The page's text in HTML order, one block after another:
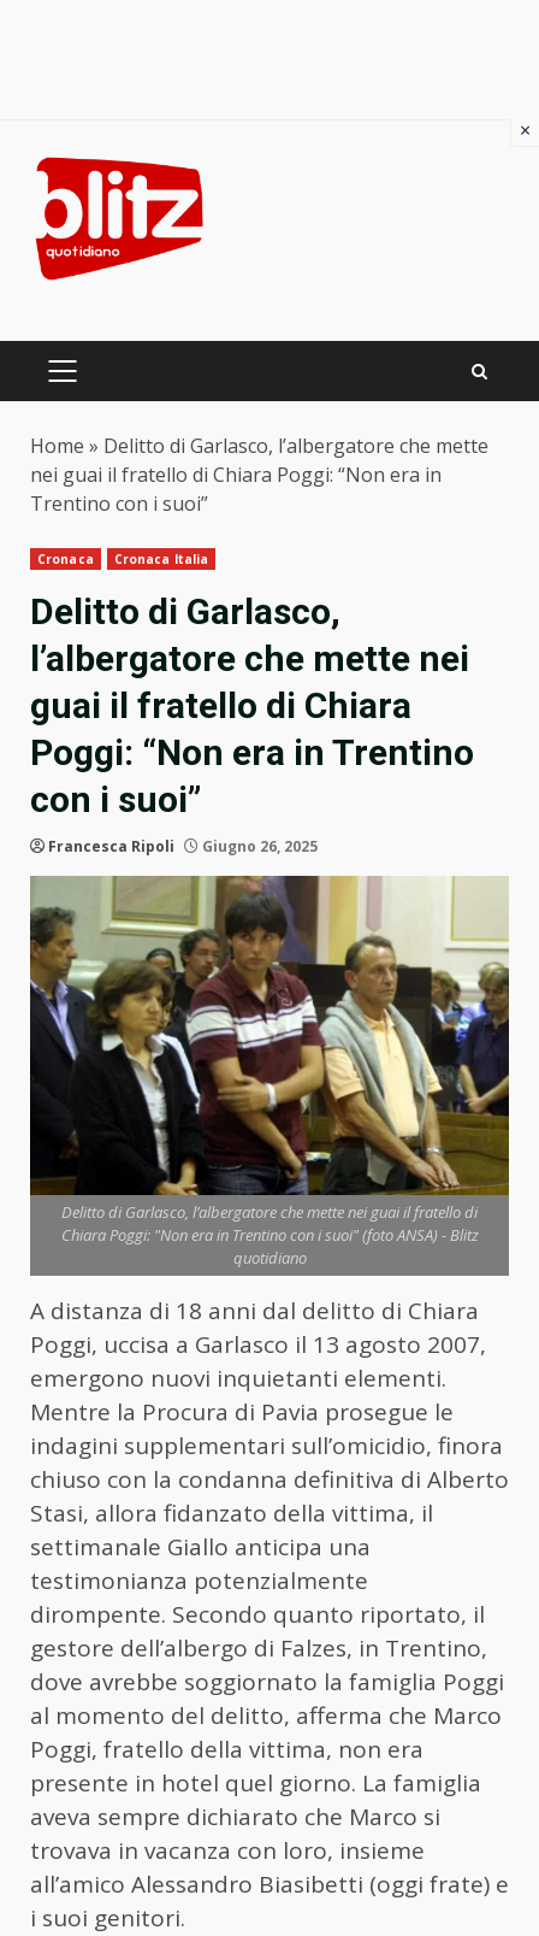
content
PRIMARY
Home » Delitto di Garlasco, l’albergatore che mette
nei guai il fratello di Chiara Poggi: “Non era in
Trentino con i suoi”
Cronaca Cronaca Italia
Delitto di Garlasco,
l’albergatore che mette nei
guai il fratello di Chiara
Poggi: “Non era in Trentino
con i suoi”
Francesca Ripoli Giugno 26, 2025
Delitto di Garlasco, l’albergatore che mette nei guai il fratello di
Chiara Poggi: "Non era in Trentino con i suoi" (foto ANSA) - Blitz
quotidiano
A distanza di 18 anni dal delitto di Chiara
Poggi, uccisa a Garlasco il 13 agosto 2007,
emergono nuovi inquietanti elementi.
Mentre la Procura di Pavia prosegue le
indagini supplementari sull’omicidio, finora
chiuso con la condanna definitiva di Alberto
Stasi, allora fidanzato della vittima, il
settimanale Giallo anticipa una
testimonianza potenzialmente
dirompente. Secondo quanto riportato, il
gestore dell’albergo di Falzes, in Trentino,
dove avrebbe soggiornato la famiglia Poggi
al momento del delitto, afferma che Marco
Poggi, fratello della vittima, non era
presente in hotel quel giorno. La famiglia
aveva sempre dichiarato che Marco si
trovava in vacanza con loro, insieme
all’amico Alessandro Biasibetti (oggi frate) e
i suoi genitori.
×